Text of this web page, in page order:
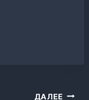
ДАЛЕЕ